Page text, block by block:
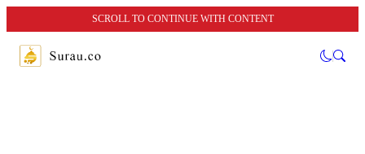
SCROLL TO CONTINUE WITH CONTENT